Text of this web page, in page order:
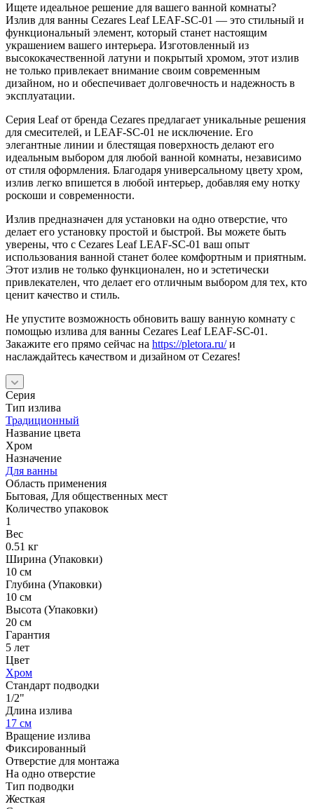
Ищете идеальное решение для вашего ванной комнаты?
Излив для ванны Cezares Leaf LEAF-SC-01 — это стильный и
функциональный элемент, который станет настоящим
украшением вашего интерьера. Изготовленный из
высококачественной латуни и покрытый хромом, этот излив
не только привлекает внимание своим современным
дизайном, но и обеспечивает долговечность и надежность в
эксплуатации.
Серия Leaf от бренда Cezares предлагает уникальные решения
для смесителей, и LEAF-SC-01 не исключение. Его
элегантные линии и блестящая поверхность делают его
идеальным выбором для любой ванной комнаты, независимо
от стиля оформления. Благодаря универсальному цвету хром,
излив легко впишется в любой интерьер, добавляя ему нотку
роскоши и современности.
Излив предназначен для установки на одно отверстие, что
делает его установку простой и быстрой. Вы можете быть
уверены, что с Cezares Leaf LEAF-SC-01 ваш опыт
использования ванной станет более комфортным и приятным.
Этот излив не только функционален, но и эстетически
привлекателен, что делает его отличным выбором для тех, кто
ценит качество и стиль.
Не упустите возможность обновить вашу ванную комнату с
помощью излива для ванны Cezares Leaf LEAF-SC-01.
Закажите его прямо сейчас на https://pletora.ru/и
наслаждайтесь качеством и дизайном от Cezares!
Серия
Тип излива
Традиционный
Название цвета
Хром
Назначение
Для ванны
Область применения
Бытовая, Для общественных мест
Количество упаковок
1
Вес
0.51 кг
Ширина (Упаковки)
10 см
Глубина (Упаковки)
10 см
Высота (Упаковки)
20 см
Гарантия
5 лет
Цвет
Хром
Стандарт подводки
1/2"
Длина излива
17 см
Вращение излива
Фиксированный
Отверстие для монтажа
На одно отверстие
Тип подводки
Жесткая